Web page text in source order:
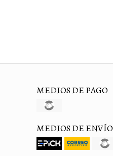
MEDIOS DE PAGO
MEDIOS DE ENVÍO